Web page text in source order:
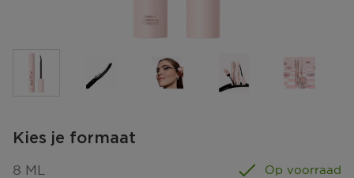
Kies je formaat
8 ML Op voorraad